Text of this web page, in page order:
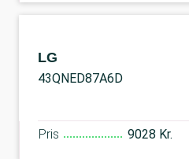
LG
43QNED87A6D
Pris 9028 Kr.